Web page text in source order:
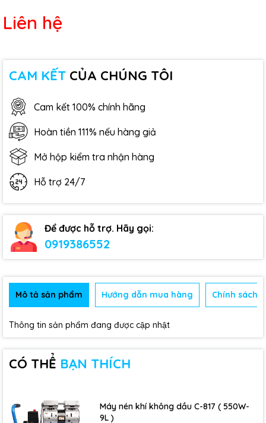
Liên hệ
CAM KẾT CỦA CHÚNG TÔI
Cam kết 100% chính hãng
Hoàn tiền 111% nếu hàng giả
Mở hộp kiểm tra nhận hàng
Hỗ trợ 24/7
Để được hỗ trợ. Hãy gọi:
0919386552
Mô tả sản phẩm Hướng dẫn mua hàng Chính sách
Thông tin sản phẩm đang được cập nhật
CÓ THỂ BẠN THÍCH
Máy nén khí không dầu C-817 ( 550W-
9L )